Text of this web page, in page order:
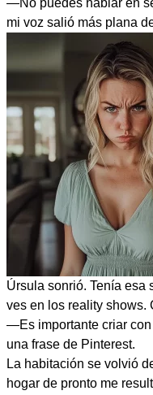
—No puedes hablar en
mi voz salió más plana
Úrsula sonrió. Tenía esa
ves en los reality shows.
—Es importante criar
una frase de Pinterest.
La habitación se volvió
hogar de pronto me